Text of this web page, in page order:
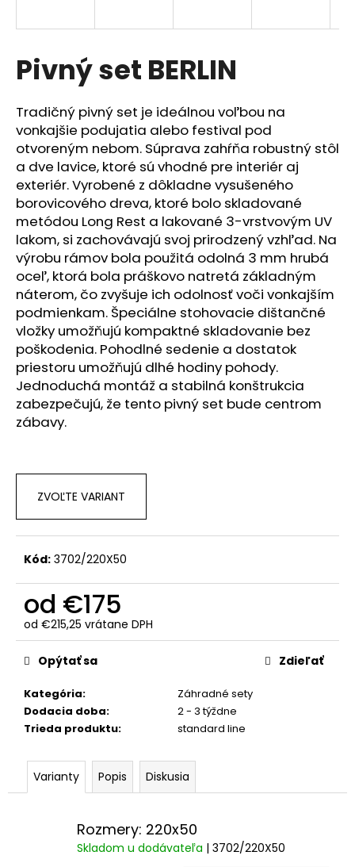
Pivný set BERLIN
Tradičný pivný set je ideálnou voľbou na
vonkajšie podujatia alebo festival pod
otvoreným nebom. Súprava zahŕňa robustný stôl
a dve lavice, ktoré sú vhodné pre interiér aj
exteriér. Vyrobené z dôkladne vysušeného
borovicového dreva, ktoré bolo skladované
metódou Long Rest a lakované 3-vrstvovým UV
lakom, si zachovávajú svoj prirodzený vzhľad. Na
výrobu rámov bola použitá odolná 3 mm hrubá
oceľ, ktorá bola práškovo natretá základným
náterom, čo zvyšuje ich odolnosť voči vonkajším
podmienkam. Špeciálne stohovacie dištančné
vložky umožňujú kompaktné skladovanie bez
poškodenia. Pohodlné sedenie a dostatok
priestoru umožňujú dlhé hodiny pohody.
Jednoduchá montáž a stabilná konštrukcia
zabezpečujú, že tento pivný set bude centrom
zábavy.
ZVOĽTE VARIANT
Kód: 3702/220X50
od €175
od €215,25 vrátane DPH
Jednotková
cena:
Kategória:
Záhradné sety
Dodacia doba:
2 - 3 týždne
Trieda produktu: standard line
Opýtať sa Zdieľať
Varianty Popis Diskusia
Rozmery: 220x50
Skladom u dodávateľa | 3702/220X50
s
ť
?
HĽADAŤ
O
d
p
o
r
ú
č
a
m
e